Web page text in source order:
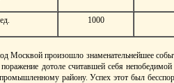
1000
Москвой произошло знаменательнейшее
поражение дотоле считавшей себя
району. Успех этот был